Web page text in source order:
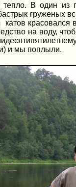
В один из
груженых
катов
на воду,
и мы поплыли.